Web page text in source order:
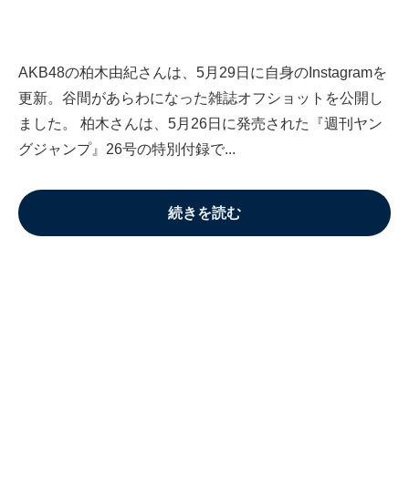
AKB48の柏木由紀さんは、5月29日に自身のInstagramを
更新。谷間があらわになった雑誌オフショットを公開し
ました。 柏木さんは、5月26日に発売された『週刊ヤン
グジャンプ』26号の特別付録で...
続きを読む